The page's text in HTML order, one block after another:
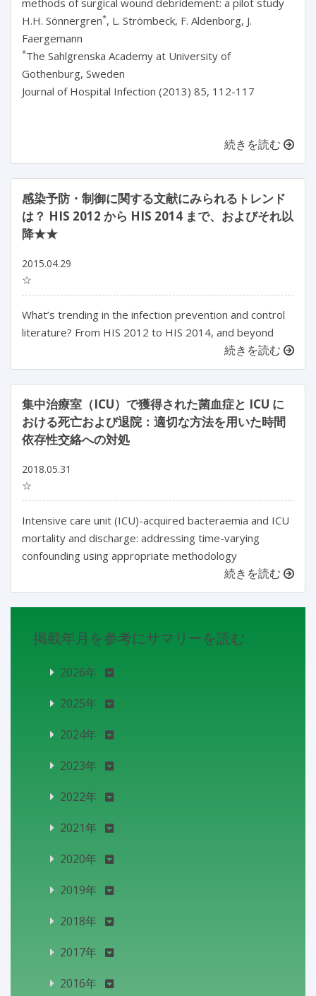
H.H. Sönnergren*, L. Strömbeck, F. Aldenborg, J.
Faergemann
*The Sahlgrenska Academy at University of
Gothenburg, Sweden
Journal of Hospital Infection (2013) 85, 112-117
続きを読む
感染予防・制御に関する文献にみられるトレンド
は？ HIS 2012 から HIS 2014 まで、およびそれ以
降★★
2015.04.29
☆
What’s trending in the infection prevention and control
literature? From HIS 2012 to HIS 2014, and beyond
続きを読む
集中治療室（ICU）で獲得された菌血症と ICU に
おける死亡および退院：適切な方法を用いた時間
依存性交絡への対処
2018.05.31
☆
Intensive care unit (ICU)-acquired bacteraemia and ICU
mortality and discharge: addressing time-varying
confounding using appropriate methodology
続きを読む
掲載年月を参考にサマリーを読む
2026年
2025年
2024年
2023年
2022年
2021年
2020年
2019年
2018年
2017年
2016年